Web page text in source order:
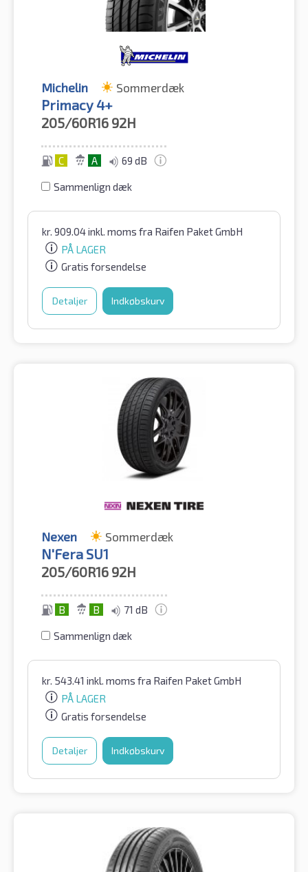
Michelin Sommerdæk
Primacy 4+
205/60R16 92H
C A 69 dB
Sammenlign dæk
kr. 909.04inkl. moms fra Raifen Paket GmbH
PÅ LAGER
Gratis forsendelse
Detaljer Indkøbskurv
Nexen Sommerdæk
N'Fera SU1
205/60R16 92H
B B 71 dB
Sammenlign dæk
kr. 543.41 inkl. moms fra Raifen Paket GmbH
PÅ LAGER
Gratis forsendelse
Detaljer Indkøbskurv